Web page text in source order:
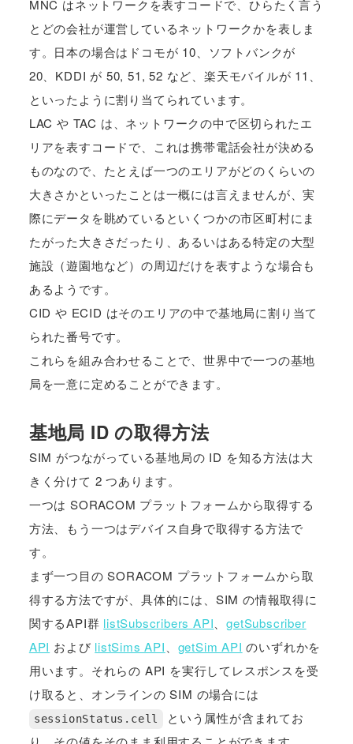
MNC はネットワークを表すコードで、ひらたく言う
とどの会社が運営しているネットワークかを表しま
す。日本の場合はドコモが 10、ソフトバンクが
20、KDDI が 50, 51, 52 など、楽天モバイルが 11、
といったように割り当てられています。
LAC や TAC は、ネットワークの中で区切られたエ
リアを表すコードで、これは携帯電話会社が決める
ものなので、たとえば一つのエリアがどのくらいの
大きさかといったことは一概には言えませんが、実
際にデータを眺めているといくつかの市区町村にま
たがった大きさだったり、あるいはある特定の大型
施設（遊園地など）の周辺だけを表すような場合も
あるようです。
CID や ECID はそのエリアの中で基地局に割り当て
られた番号です。
これらを組み合わせることで、世界中で一つの基地
局を一意に定めることができます。
基地局 ID の取得方法
SIM がつながっている基地局の ID を知る方法は大
きく分けて 2 つあります。
一つは SORACOM プラットフォームから取得する
方法、もう一つはデバイス自身で取得する方法で
す。
まず一つ目の SORACOM プラットフォームから取
得する方法ですが、具体的には、SIM の情報取得に
関するAPI群 listSubscribers API 、getSubscriber
API および listSims API getSim API のいずれかを
用います。それらの API を実行してレスポンスを受
け取ると、オンラインの SIM の場合には
sessionStatus.cell
という属性が含まれてお